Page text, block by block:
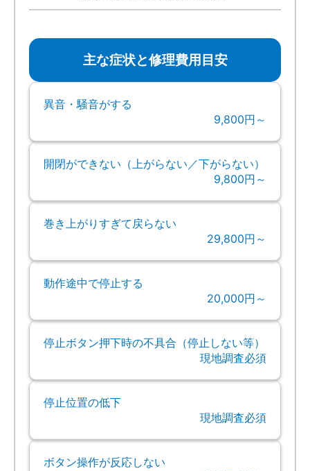
主な症状と修理費用目安
異音・騒音がする
9,800円～
開閉ができない（上がらない／下がらない）
9,800円～
巻き上がりすぎて戻らない
29,800円～
動作途中で停止する
20,000円～
停止ボタン押下時の不具合（停止しない等）
現地調査必須
停止位置の低下
現地調査必須
ボタン操作が反応しない